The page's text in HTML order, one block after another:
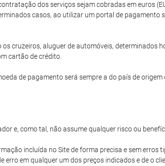
dos serviços sejam cobradas em euros
casos, ao utilizar um portal de
cruzeiros, aluguer de automóveis, determinados
cartão de crédito.
de pagamento será sempre a do país de origem
e, como tal, não assume qualquer risco ou
incluída no Site de forma precisa e sem
erro em qualquer um dos preços indicados e de o